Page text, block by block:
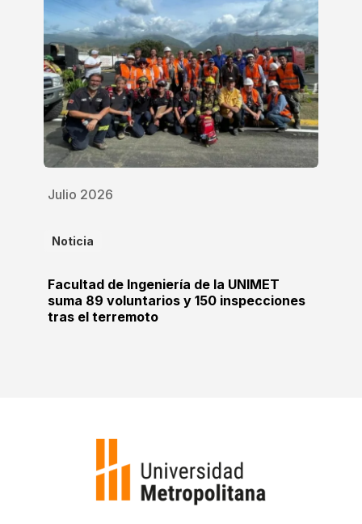
Julio 2026
Noticia
Facultad de Ingeniería de la UNIMET
suma 89 voluntarios y 150 inspecciones
tras el terremoto